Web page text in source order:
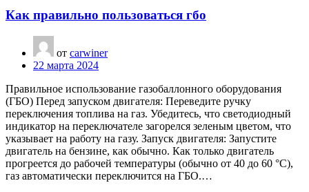
Как правильно пользоваться гбо
от carwiner
22 марта 2024
Правильное использование газобаллонного оборудования
(ГБО) Перед запуском двигателя: Переведите ручку
переключения топлива на газ. Убедитесь, что светодиодный
индикатор на переключателе загорелся зеленым цветом, что
указывает на работу на газу. Запуск двигателя: Запустите
двигатель на бензине, как обычно. Как только двигатель
прогреется до рабочей температуры (обычно от 40 до 60 °C),
газ автоматически переключится на ГБО.…